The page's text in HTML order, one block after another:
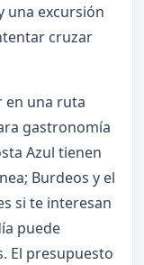
una excursión
cruzar
en una ruta
gastronomía
Azul tienen
Burdeos y el
si te interesan
puede
El presupuesto